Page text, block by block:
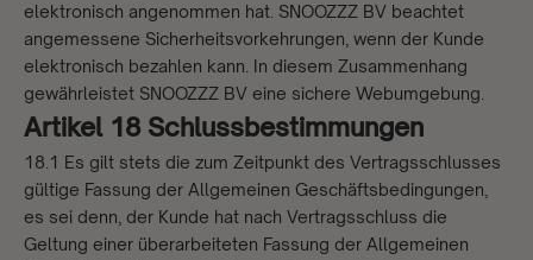
elektronisch angenommen hat. SNOOZZZ BV beachtet
angemessene Sicherheitsvorkehrungen, wenn der Kunde
elektronisch bezahlen kann. In diesem Zusammenhang
gewährleistet SNOOZZZ BV eine sichere Webumgebung.
Artikel 18 Schlussbestimmungen
18.1 Es gilt stets die zum Zeitpunkt des Vertragsschlusses
gültige Fassung der Allgemeinen Geschäftsbedingungen,
es sei denn, der Kunde hat nach Vertragsschluss die
Geltung einer überarbeiteten Fassung der Allgemeinen